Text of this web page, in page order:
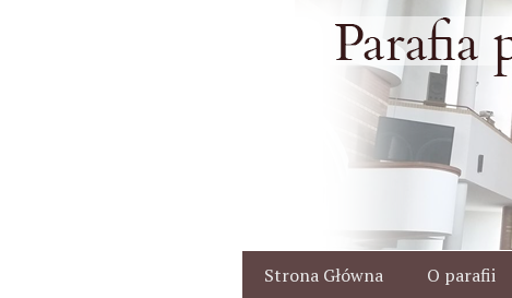
Strona Główna O parafii